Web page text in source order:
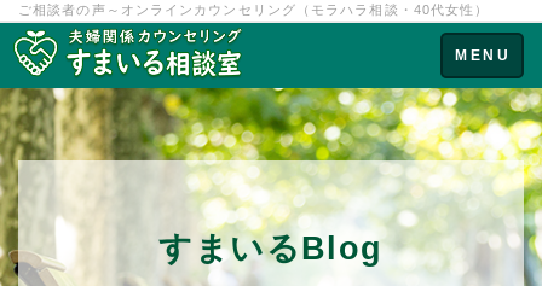
ご相談者の声～オンラインカウンセリング（モラハラ相談・40代女性）
Toggle
navigation
MENU
すまいるBlog